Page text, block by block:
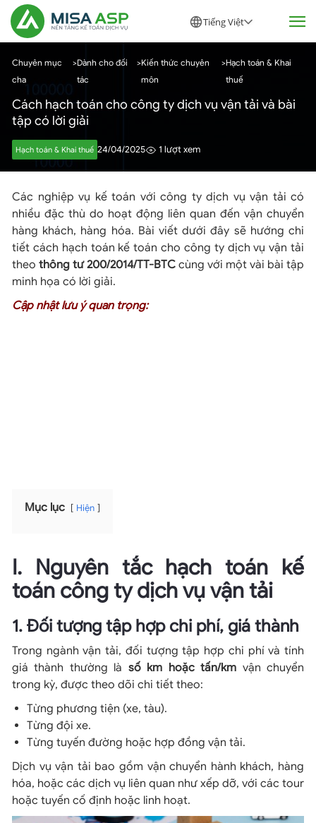
Tiếng Việt
Chuyên mục
cha
>Dành cho đối
tác
>Kiến thức chuyên
môn
>Hạch toán & Khai
thuế
Cách hạch toán cho công ty dịch vụ vận tải và bài
tập có lời giải
Hạch toán & Khai thuế 24/04/2025 1 lượt xem
Các nghiệp vụ kế toán với công ty dịch vụ vận tải có
nhiều đặc thù do hoạt động liên quan đến vận chuyển
hàng khách, hàng hóa. Bài viết dưới đây sẽ hướng chi
tiết cách hạch toán kế toán cho công ty dịch vụ vận tải
theo thông tư 200/2014/TT-BTC cùng với một vài bài tập
minh họa có lời giải.
Cập nhật lưu ý quan trọng:
Mục lục Hiện
I. Nguyên tắc hạch toán kế
toán công ty dịch vụ vận tải
1. Đối tượng tập hợp chi phí, giá thành
Trong ngành vận tải, đối tượng tập hợp chi phí và tính
giá thành thường là số km hoặc tấn/km vận chuyển
trong kỳ, được theo dõi chi tiết theo:
Từng phương tiện (xe, tàu).
Từng đội xe.
Từng tuyến đường hoặc hợp đồng vận tải.
Dịch vụ vận tải bao gồm vận chuyển hành khách, hàng
hóa, hoặc các dịch vụ liên quan như xếp dỡ, với các tour
hoặc tuyến cố định hoặc linh hoạt.